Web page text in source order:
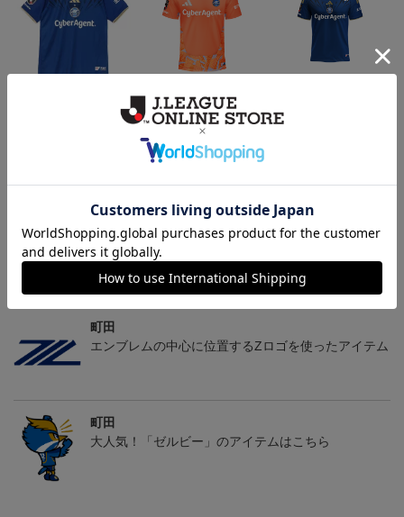
2026/27 FP1stユニフォー
2026/27 GK1stユニフォ
ーム
24,200円～30,800円
会員特典
フォーム
20,900円～27,500円
トピックス
町田
2026/27ユニフォームはこちら
町田
エンブレムの中心に位置するZロゴを使ったアイテム
町田
大人気！「ゼルビー」のアイテムはこちら